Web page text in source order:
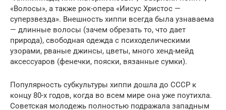
«Волосы», а также рок-опера «Иисус Христос —
суперзвезда». Внешность хиппи всегда была узнаваема
— длинные волосы (зачем обрезать то, что дает
природа), свободная одежда с психоделическими
узорами, рваные джинсы, цветы, много хенд-мейд
аксессуаров (фенечки, пояски, вязанные сумки).
Популярность субкультуры хиппи дошла до СССР к
концу 80-х годов, когда во всем мире она уже поутихла.
Советская молодежь полностью подражала западным